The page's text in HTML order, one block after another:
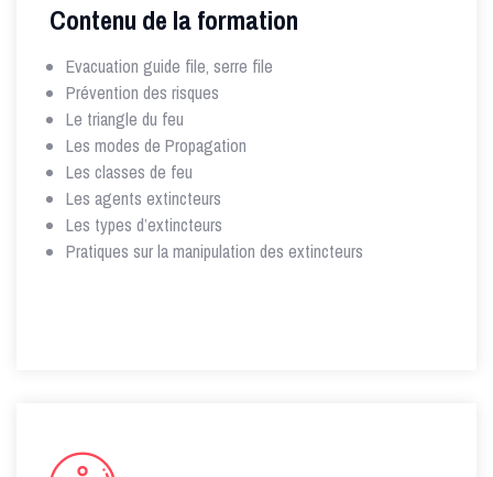
Contenu de la formation
Evacuation guide file, serre file
Prévention des risques
Le triangle du feu
Les modes de Propagation
Les classes de feu
Les agents extincteurs
Les types d’extincteurs
Pratiques sur la manipulation des extincteurs